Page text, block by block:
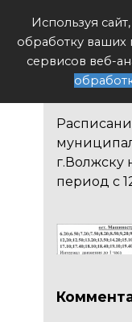
Используя
обработку
сервисов веб-
г.Волжску
период с